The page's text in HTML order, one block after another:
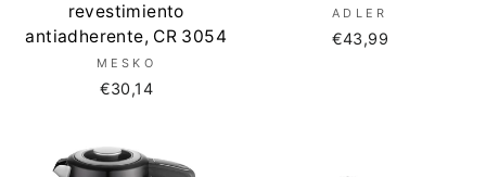
revestimiento
antiadherente, CR 3054
MESKO
€30,14
ADLER
€43,99